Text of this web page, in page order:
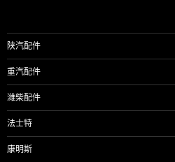
陕汽配件
重汽配件
潍柴配件
法士特
康明斯